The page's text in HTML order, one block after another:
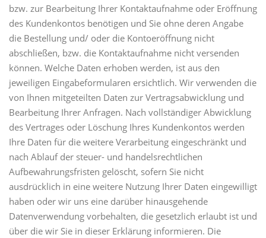
bzw. zur Bearbeitung Ihrer Kontaktaufnahme oder Eröffnung
des Kundenkontos benötigen und Sie ohne deren Angabe
die Bestellung und/ oder die Kontoeröffnung nicht
abschließen, bzw. die Kontaktaufnahme nicht versenden
können. Welche Daten erhoben werden, ist aus den
jeweiligen Eingabeformularen ersichtlich. Wir verwenden die
von Ihnen mitgeteilten Daten zur Vertragsabwicklung und
Bearbeitung Ihrer Anfragen. Nach vollständiger Abwicklung
des Vertrages oder Löschung Ihres Kundenkontos werden
Ihre Daten für die weitere Verarbeitung eingeschränkt und
nach Ablauf der steuer- und handelsrechtlichen
Aufbewahrungsfristen gelöscht, sofern Sie nicht
ausdrücklich in eine weitere Nutzung Ihrer Daten eingewilligt
haben oder wir uns eine darüber hinausgehende
Datenverwendung vorbehalten, die gesetzlich erlaubt ist und
über die wir Sie in dieser Erklärung informieren. Die